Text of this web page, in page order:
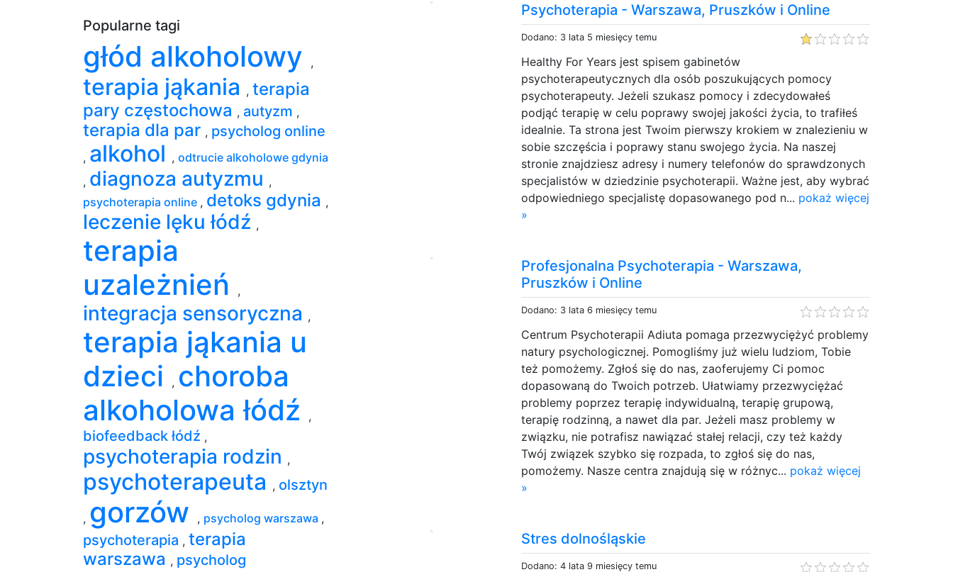
Psychoterapia - Warszawa, Pruszków i Online
Dodano: 3 lata 5 miesięcy temu
Healthy For Years jest spisem gabinetów
psychoterapeutycznych dla osób poszukujących pomocy
psychoterapeuty. Jeżeli szukasz pomocy i zdecydowałeś
podjąć terapię w celu poprawy swojej jakości życia, to trafiłeś
idealnie. Ta strona jest Twoim pierwszy krokiem w znalezieniu w
sobie szczęścia i poprawy stanu swojego życia. Na naszej
stronie znajdziesz adresy i numery telefonów do sprawdzonych
specjalistów w dziedzinie psychoterapii. Ważne jest, aby wybrać
odpowiedniego specjalistę dopasowanego pod n... pokaż więcej
»
Profesjonalna Psychoterapia - Warszawa,
Pruszków i Online
Dodano: 3 lata 6 miesięcy temu
Centrum Psychoterapii Adiuta pomaga przezwyciężyć problemy
natury psychologicznej. Pomogliśmy już wielu ludziom, Tobie
też pomożemy. Zgłoś się do nas, zaoferujemy Ci pomoc
dopasowaną do Twoich potrzeb. Ułatwiamy przezwyciężać
problemy poprzez terapię indywidualną, terapię grupową,
terapię rodzinną, a nawet dla par. Jeżeli masz problemy w
związku, nie potrafisz nawiązać stałej relacji, czy też każdy
Twój związek szybko się rozpada, to zgłoś się do nas,
pomożemy. Nasze centra znajdują się w różnyc... pokaż więcej
»
Stres dolnośląskie
Dodano: 4 lata 9 miesięcy temu
Popularne tagi
głód alkoholowy ,
terapia jąkania , terapia
pary częstochowa , autyzm ,
terapia dla par , psycholog online
, alkohol , odtrucie alkoholowe gdynia
, diagnoza autyzmu ,
psychoterapia online , detoks gdynia ,
leczenie lęku łódź ,
terapia
uzależnień
,
integracja sensoryczna ,
terapia jąkania u
dzieci
, choroba
alkoholowa łódź
,
biofeedback łódź ,
psychoterapia rodzin ,
psychoterapeuta , olsztyn
, gorzów , psycholog warszawa ,
psychoterapia , terapia
warszawa , psycholog